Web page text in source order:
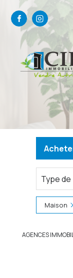
De
Du
De
Type de
Maison
AGENCES